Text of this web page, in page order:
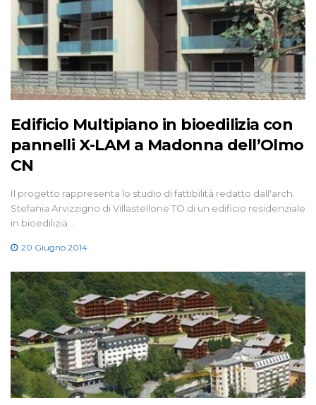
Edificio Multipiano in bioedilizia con
pannelli X-LAM a Madonna dell’Olmo
CN
Il progetto rappresenta lo studio di fattibilità redatto dall'arch.
Stefania Arvizzigno di Villastellone TO di un edificio residenziale
in bioedilizia …
20 Giugno 2014